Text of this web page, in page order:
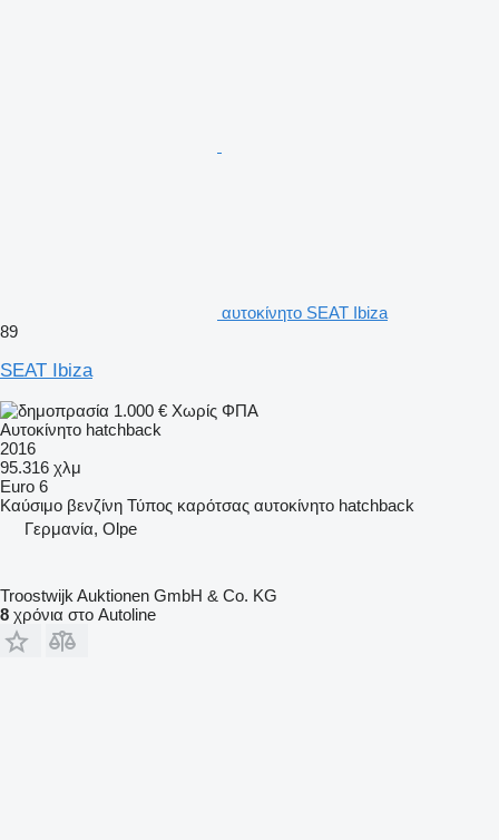
αυτοκίνητο SEAT Ibiza
89
SEAT Ibiza
1.000 € Χωρίς ΦΠΑ
Αυτοκίνητο hatchback
2016
95.316 χλμ
Euro 6
Καύσιμο βενζίνη Τύπος καρότσας αυτοκίνητο hatchback
Γερμανία, Olpe
Troostwijk Auktionen GmbH & Co. KG
8 χρόνια στο Autoline